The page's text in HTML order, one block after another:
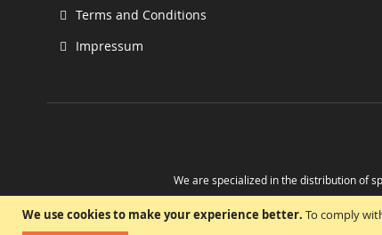
We use cookies to make your experience better. To comply
Terms and Conditions
Impressum
We are specialized in the distribution of